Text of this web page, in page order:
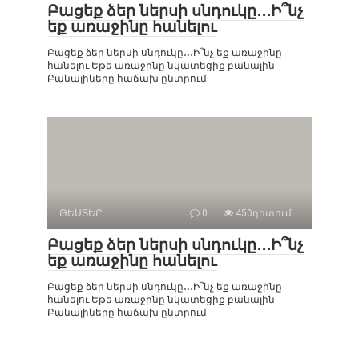
Բացեք ձեր ներսի սնդուկը․․․Ի՞նչ
եք առաջինը հանելու
Բացեք ձեր ներսի սնդուկը․․․Ի՞նչ եք առաջինը
հանելու Եթե ​​առաջինը նկատեցիք բանալին
Բանալիները հաճախ ընտրում
ԹԵՍՏԵՐ 0 450դիտում
Բացեք ձեր ներսի սնդուկը․․․Ի՞նչ
եք առաջինը հանելու
Բացեք ձեր ներսի սնդուկը․․․Ի՞նչ եք առաջինը
հանելու Եթե ​​առաջինը նկատեցիք բանալին
Բանալիները հաճախ ընտրում